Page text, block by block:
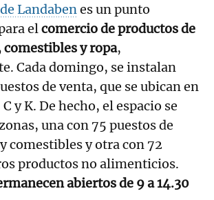
Landabenes un punto
elcomercio de productos de
y ropa,
Cada domingo, se instalan
de venta, que se ubican en
y K. De hecho, el espacio se
una con 75 puestos de
comestibles y otra con 72
productos no alimenticios.
abiertos de 9 a 14.30